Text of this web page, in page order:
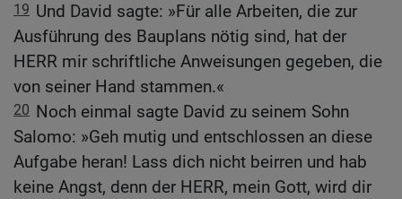
19 Und David sagte: »Für alle Arbeiten, die zur
Ausführung des Bauplans nötig sind, hat der
HERR mir schriftliche Anweisungen gegeben, die
von seiner Hand stammen.«
20 Noch einmal sagte David zu seinem Sohn
Salomo: »Geh mutig und entschlossen an diese
Aufgabe heran! Lass dich nicht beirren und hab
keine Angst, denn der HERR, mein Gott, wird dir